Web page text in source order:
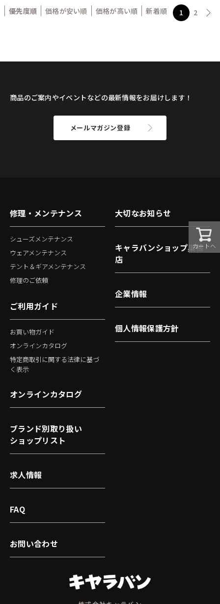
優先度順 価格が安い順 価格が高い順 新着順 1 2
カートへ
商品のご案内やイベントなどの最新情報をお届けします！
メールマガジン登録
修理・メンテナンス
シューズメンテナンス
ウェアメンテナンス
テント＆ギアメンテナンス
修理のご依頼
ご利用ガイド
お買い物ガイド
オンラインカタログ
特定商取引に関する法律に基づ
く表示
大切なお知らせ
キャラバンショップ巣鴨
店
企業情報
個人情報保護方針
オンラインカタログ
ブランド別取り扱い
ショップリスト
求人情報
FAQ
お問い合わせ